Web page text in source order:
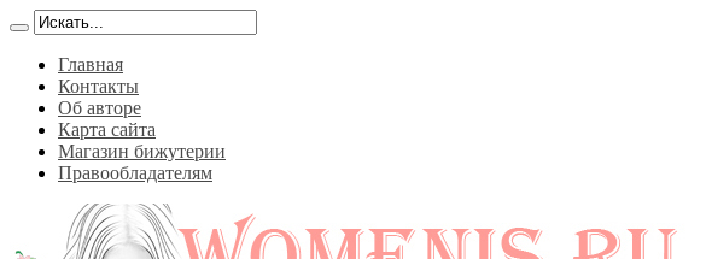
Главная
Контакты
Об авторе
Карта сайта
Магазин бижутерии
Правообладателям